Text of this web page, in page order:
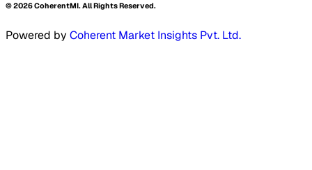
©2026CoherentMI. All Rights Reserved.
Powered by Coherent Market Insights Pvt. Ltd.